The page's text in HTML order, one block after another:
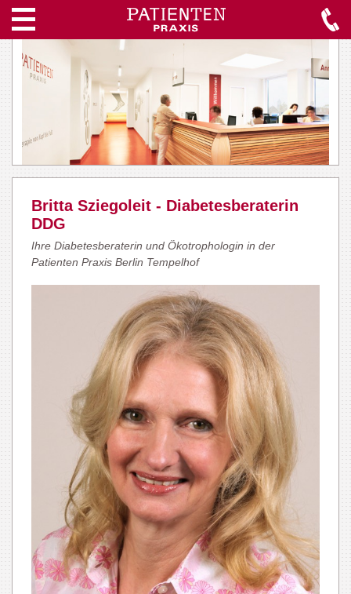
Britta Sziegoleit - Diabetesberaterin
DDG
Ihre Diabetesberaterin und Ökotrophologin in der
Patienten Praxis Berlin Tempelhof